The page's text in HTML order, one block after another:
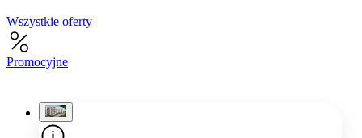
Wszystkie oferty
Promocyjne